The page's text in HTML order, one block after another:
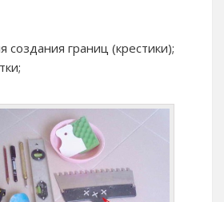
создания границ (крестики);